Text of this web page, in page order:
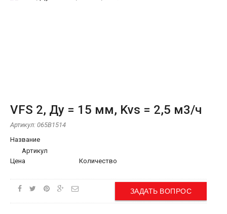
VFS 2, Ду = 15 мм, Kvs = 2,5 м3/ч
Артикул: 065B1514
Название
Артикул
Цена
Количество
ЗАДАТЬ ВОПРОС